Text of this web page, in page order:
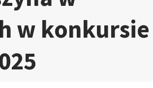
w konkursie